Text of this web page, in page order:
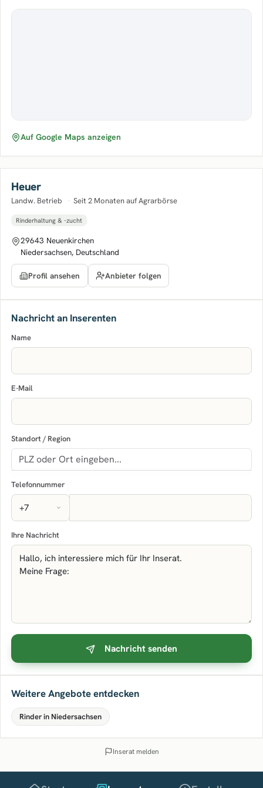
Auf Google Maps anzeigen
Heuer
Landw. Betrieb · Seit 2 Monaten auf Agrarbörse
Rinderhaltung & -zucht
29643 Neuenkirchen
Niedersachsen, Deutschland
Profil ansehen Anbieter folgen
Nachricht an Inserenten
Name
E-Mail
Standort / Region
Telefonnummer
Ihre Nachricht
Nachricht senden
Weitere Angebote entdecken
Rinder in Niedersachsen
Inserat melden